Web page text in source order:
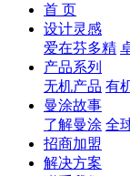
首 页
设计灵感
爱在芬多精
产品系列
无机产品 有
曼涂故事
了解曼涂 全
招商加盟
解决方案